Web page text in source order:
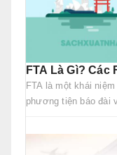
FTA Là Gì? Các
FTA là một khái
phương tiện báo đài